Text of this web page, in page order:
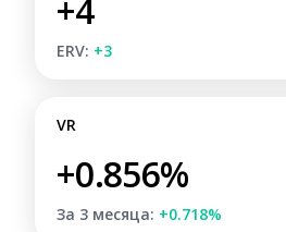
+4
ERV: +3
VR
+0.856%
За 3 месяца: +0.718%